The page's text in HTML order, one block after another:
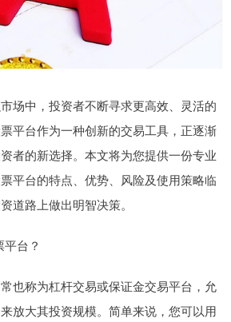
场中，投资者不断寻求更高效、灵活的
平台作为一种创新的交易工具，正逐渐
者的新选择。本文将为您提供一份专业
平台的特点、优势、风险及使用策略临
道路上做出明智决策。
台？
也称为杠杆交易或保证金交易平台，允
放大其投资规模。简单来说，您可以用